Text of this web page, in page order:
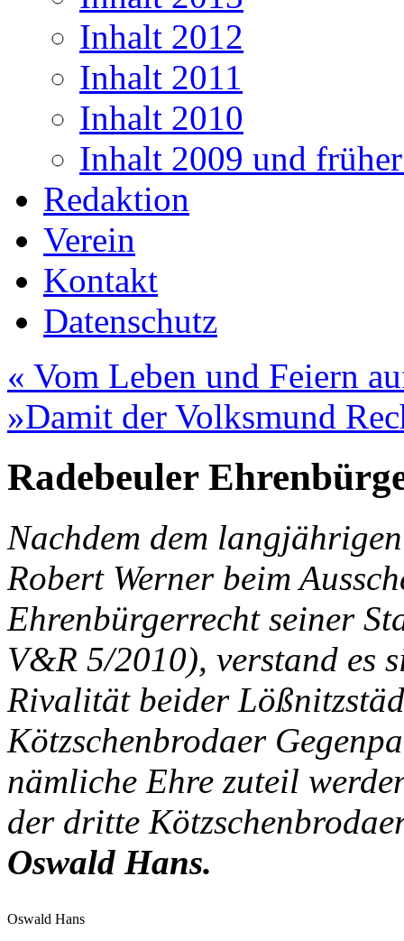
Inhalt 2012
Inhalt 2011
Inhalt 2010
Inhalt 2009 und
Redaktion
Verein
Kontakt
Datenschutz
« Vom Leben und Feiern
»Damit der Volksmund
Radebeuler
Nachdem dem
Robert Werner beim
Ehrenbürgerrecht seiner
V&R 5/2010), verstand es
Rivalität beider
Kötzschenbrodaer
nämliche Ehre zuteil
der dritte
Oswald Hans.
Oswald Hans